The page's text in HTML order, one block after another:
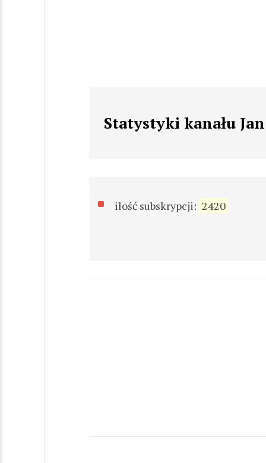
Statystyki kanału
ilość subskrypcji: 2420